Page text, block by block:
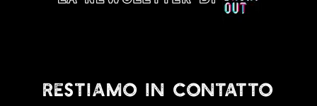
RESTIAMO IN CONTATTO